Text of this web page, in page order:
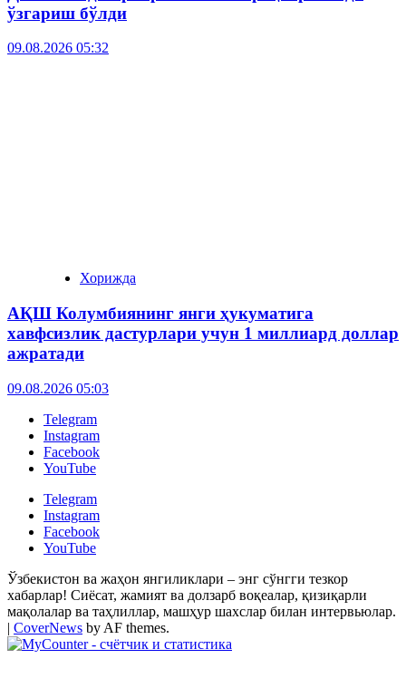
ўзгариш бўлди
09.08.2026 05:32
Хорижда
АҚШ Колумбиянинг янги ҳукуматига
хавфсизлик дастурлари учун 1 миллиард доллар
ажратади
09.08.2026 05:03
Telegram
Instagram
Facebook
YouTube
Telegram
Instagram
Facebook
YouTube
Ўзбекистон ва жаҳон янгиликлари – энг сўнгги тезкор
хабарлар! Сиёсат, жамият ва долзарб воқеалар, қизиқарли
мақолалар ва таҳлиллар, машҳур шахслар билан интервьюлар.
| CoverNews by AF themes.